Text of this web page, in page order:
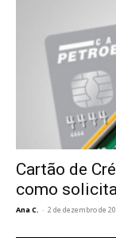
Cartão de
como
Ana C. - 2 de dezembro de